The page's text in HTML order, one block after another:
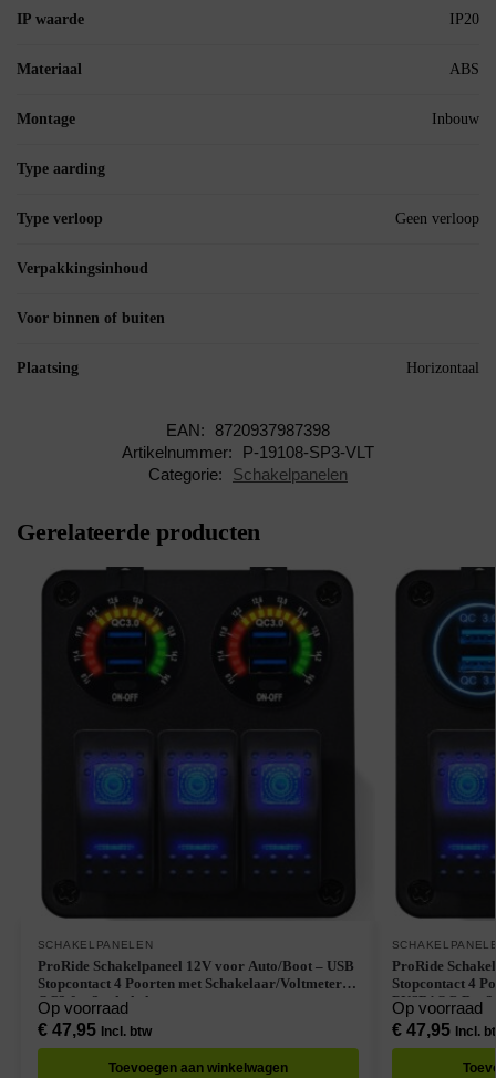
IP waarde IP20
Materiaal ABS
Montage Inbouw
Type aarding
Type verloop Geen verloop
Verpakkingsinhoud
Voor binnen of buiten
Plaatsing Horizontaal
EAN:
8720937987398
Artikelnummer:
P-19108-SP3-VLT
Categorie:
Schakelpanelen
Gerelateerde producten
SCHAKELPANELEN
ProRide Schakelpaneel 12V voor Auto/Boot – USB
Stopcontact 4 Poorten met Schakelaar/Voltmeter –
QC3.0 – 3 schakelaars
Op voorraad
€47,95 Incl. btw
Toevoegen aan winkelwagen
ProRide
Stopcontact 4
PUSB1QC-B –
Op voorraad
€47,95 Incl.